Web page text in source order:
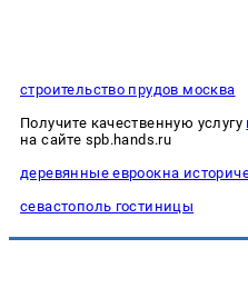
строительство прудов москва
Получите качественную услугу
на сайте spb.hands.ru
деревянные евроокна
севастополь гостиницы